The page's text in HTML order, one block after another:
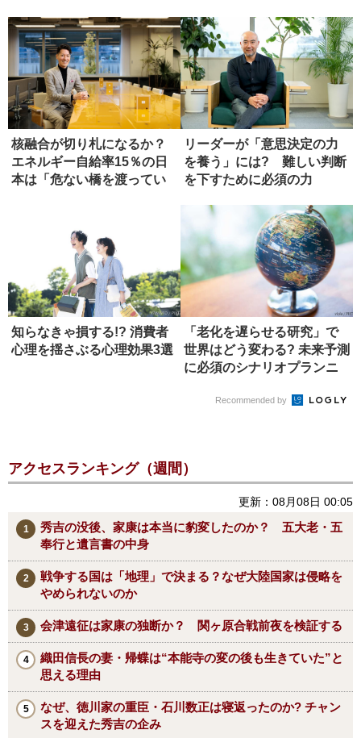
核融合が切り札になるか？
エネルギー自給率15％の日
本は「危ない橋を渡ってい
リーダーが「意思決定の力
を養う」には? 難しい判断
を下すために必須の力
知らなきゃ損する!? 消費者
心理を揺さぶる心理効果3選
「老化を遅らせる研究」で
世界はどう変わる? 未来予測
に必須のシナリオプランニ
Recommended by
アクセスランキング（週間）
更新：08月08日 00:05
秀吉の没後、家康は本当に豹変したのか？ 五大老・五
奉行と遺言書の中身
戦争する国は「地理」で決まる？なぜ大陸国家は侵略を
やめられないのか
会津遠征は家康の独断か？ 関ヶ原合戦前夜を検証する
織田信長の妻・帰蝶は“本能寺の変の後も生きていた”と
思える理由
なぜ、徳川家の重臣・石川数正は寝返ったのか? チャン
スを迎えた秀吉の企み